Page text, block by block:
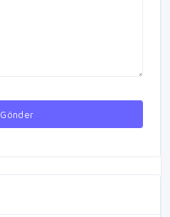
Gönder